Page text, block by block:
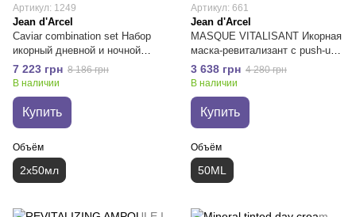
Артикул: 1249
Jean d'Arcel
Caviar combination set Набор
икорный дневной и ночной
крем для лица
7 223 грн 8 186 грн
В наличии
Купить
Объём
2х50мл
Артикул: 661
Jean d'Arcel
MASQUE VITALISANT Икорная
маска-ревитализант с push-up
эффектом
3 638 грн 4 280 грн
В наличии
Купить
Объём
50ML